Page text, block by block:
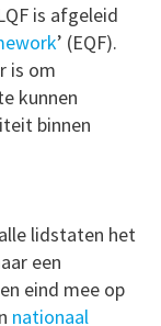
is afgeleid
’ (EQF).
is om
kunnen
binnen
lidstaten het
een
eind mee op
nationaal